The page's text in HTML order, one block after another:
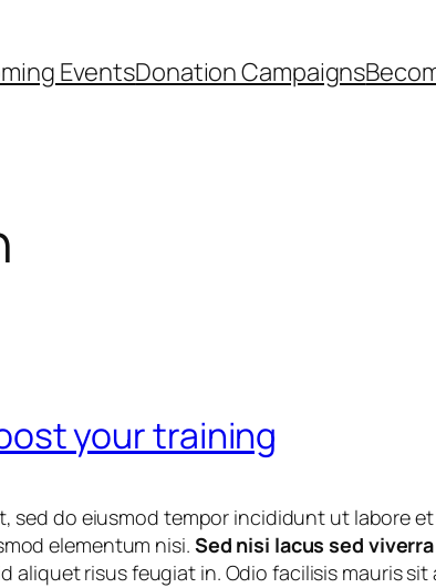
EventsDonation Campaigns
your training
sed do eiusmod tempor incididunt ut labore
elementum nisi. Sed nisi lacus sed
aliquet risus feugiat in. Odio facilisis mauris